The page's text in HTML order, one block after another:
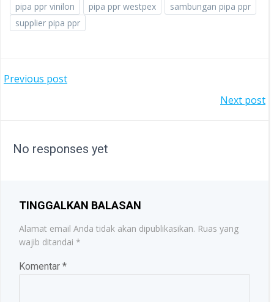
pipa ppr vinilon
pipa ppr westpex
sambungan pipa ppr
supplier pipa ppr
POST
Previous post
Next post
No responses yet
TINGGALKAN BALASAN
Alamat email Anda tidak akan dipublikasikan. Ruas yang
wajib ditandai *
Komentar *